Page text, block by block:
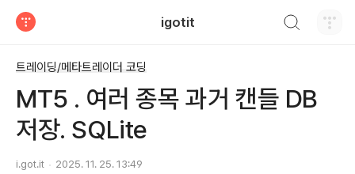
igotit
트레이딩/메타트레이더 코딩
MT5 . 여러 종목 과거 캔들 DB
저장. SQLite
i.got.it 2025. 11. 25. 13:49